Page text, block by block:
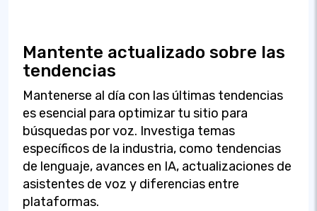
Mantente actualizado sobre las
tendencias
Mantenerse al día con las últimas tendencias
es esencial para optimizar tu sitio para
búsquedas por voz. Investiga temas
específicos de la industria, como tendencias
de lenguaje, avances en IA, actualizaciones de
asistentes de voz y diferencias entre
plataformas.